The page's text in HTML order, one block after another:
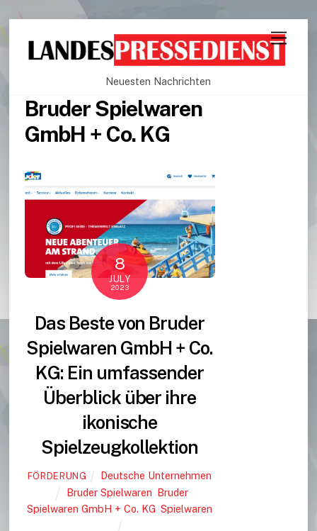
Neuesten Nachrichten
Bruder Spielwaren
GmbH + Co. KG
8
JULY
2023
Das Beste von Bruder
Spielwaren GmbH + Co.
KG: Ein umfassender
Überblick über ihre
ikonische
Spielzeugkollektion
FÖRDERUNG
Deutsche Unternehmen
Bruder Spielwaren Bruder
Spielwaren GmbH + Co. KG ,Spielwaren